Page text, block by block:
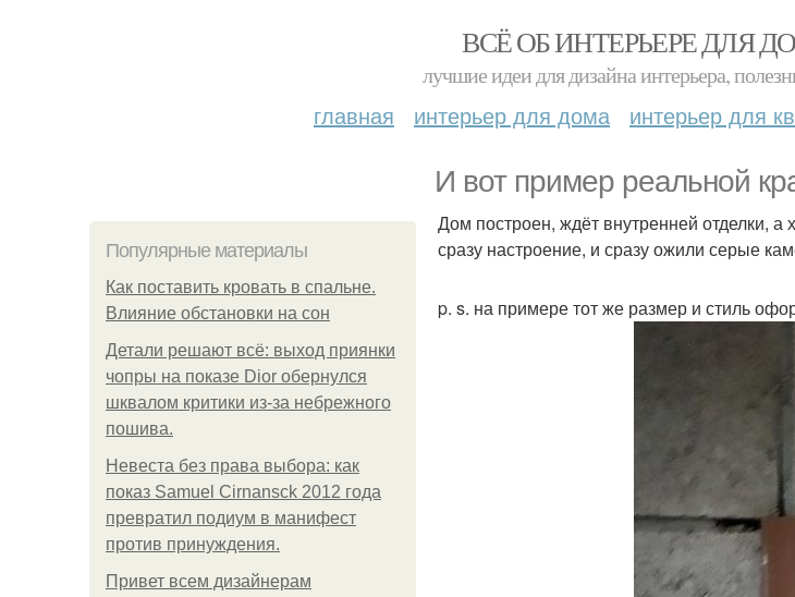
ВСЁ ОБ ИНТЕРЬЕРЕ ДЛЯ
лучшие идеи для дизайна интерьера,
главная интерьер для дома интерьер для
И вот пример реальной
Популярные материалы
Как поставить кровать в спальне.
Влияние обстановки на сон
Детали решают всё: выход приянки
чопры на показе Dior обернулся
шквалом критики из-за небрежного
пошива.
Невеста без права выбора: как
показ Samuel Cirnansck 2012 года
превратил подиум в манифест
против принуждения.
Привет всем дизайнерам
Дом построен, ждёт внутренней отделки,
сразу настроение, и сразу ожили серые
p. s. на примере тот же размер и стиль